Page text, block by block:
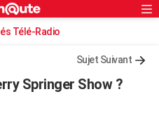
Télé-Radio
Sujet Suivant
Springer Show ?